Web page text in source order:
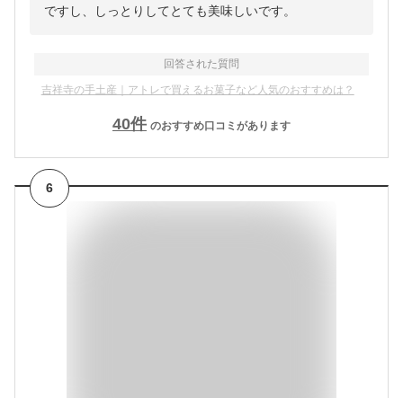
ですし、しっとりしてとても美味しいです。
回答された質問
吉祥寺の手土産｜アトレで買えるお菓子など人気のおすすめは？
40件 のおすすめ口コミがあります
6